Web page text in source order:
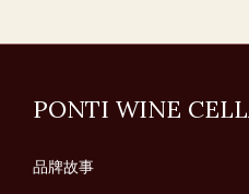
PONTI WINE
品牌故事